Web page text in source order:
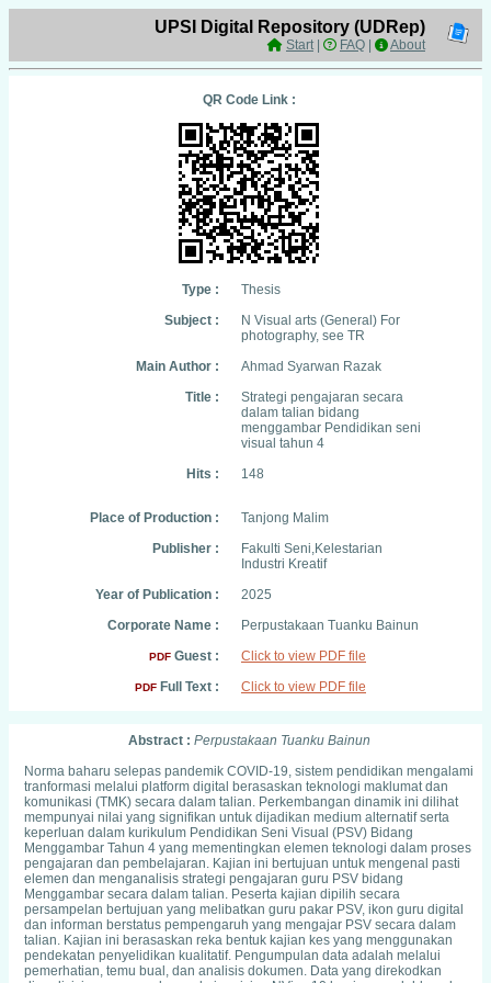
UPSI Digital Repository (UDRep)
Start| FAQ About
QR Code Link :
Type :
Thesis
Subject :
N Visual arts (General) For
photography, see TR
Main Author :
Ahmad Syarwan Razak
Title :
Strategi pengajaran secara
dalam talian bidang
menggambar Pendidikan seni
visual tahun 4
Hits :
148
Place of Production :
Tanjong Malim
Publisher :
Fakulti Seni,Kelestarian
Industri Kreatif
Year of Publication :
2025
Corporate Name :
Perpustakaan Tuanku Bainun
PDF Guest : Click to view PDF file
PDF Full Text : Click to view PDF file
Abstract : Perpustakaan Tuanku Bainun
Norma baharu selepas pandemik COVID-19, sistem pendidikan mengalami
tranformasi melalui platform digital berasaskan teknologi maklumat dan
komunikasi (TMK) secara dalam talian. Perkembangan dinamik ini dilihat
mempunyai nilai yang signifikan untuk dijadikan medium alternatif serta
keperluan dalam kurikulum Pendidikan Seni Visual (PSV) Bidang
Menggambar Tahun 4 yang mementingkan elemen teknologi dalam proses
pengajaran dan pembelajaran. Kajian ini bertujuan untuk mengenal pasti
elemen dan menganalisis strategi pengajaran guru PSV bidang
Menggambar secara dalam talian. Peserta kajian dipilih secara
persampelan bertujuan yang melibatkan guru pakar PSV, ikon guru digital
dan informan berstatus pempengaruh yang mengajar PSV secara dalam
talian. Kajian ini berasaskan reka bentuk kajian kes yang menggunakan
pendekatan penyelidikan kualitatif. Pengumpulan data adalah melalui
pemerhatian, temu bual, dan analisis dokumen. Data yang direkodkan